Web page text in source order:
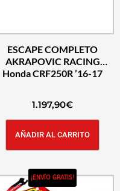
ESCAPE COMPLETO
AKRAPOVIC RACING
Honda CRF250R ’16-17
1.197,90€
AÑADIR AL CARRITO
¡ENVÍO GRATIS!